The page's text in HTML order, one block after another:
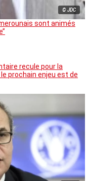
© JDC
sont animés
recule pour la
prochain enjeu est de